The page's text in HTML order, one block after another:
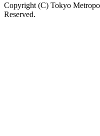
Copyright (C) Tokyo
Reserved.